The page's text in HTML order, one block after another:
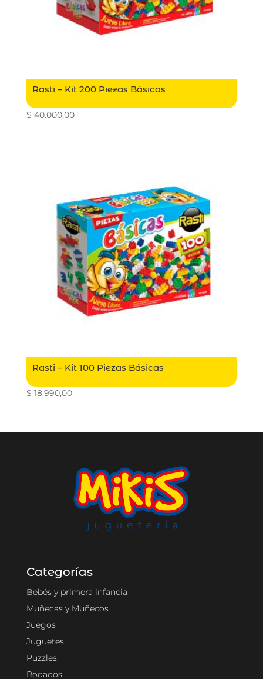
Rasti – Kit 200 Piezas Básicas
$ 40.000,00
Rasti – Kit 100 Piezas Básicas
$ 18.990,00
Categorías
Bebés y primera infancia
Muñecas y Muñecos
Juegos
Juguetes
Puzzles
Rodados